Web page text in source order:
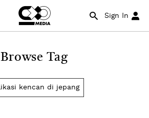
Sign In
Browse Tag
kencan di jepang